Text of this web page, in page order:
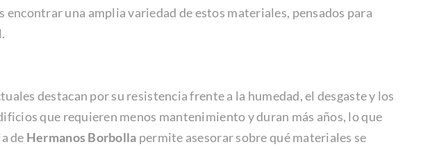
encontrar una amplia variedad de estos materiales, pensados para
destacan por su resistencia frente a la humedad, el desgaste y los
que requieren menos mantenimiento y duran más años, lo que
de Hermanos Borbolla permite asesorar sobre qué materiales se